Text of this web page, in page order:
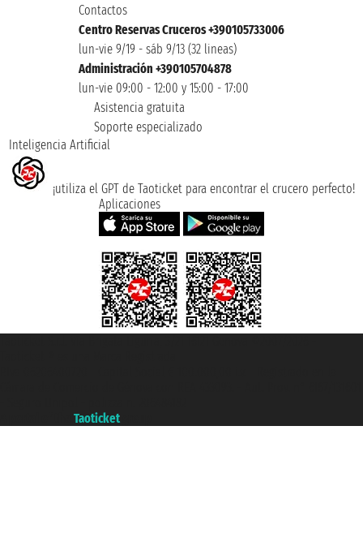
Contactos
Centro Reservas Cruceros +390105733006
lun-vie 9/19 - sáb 9/13 (32 lineas)
Administración +390105704878
lun-vie 09:00 - 12:00 y 15:00 - 17:00
Asistencia gratuita
Soporte especializado
Inteligencia Artificial
¡utiliza el GPT de Taoticket para encontrar el crucero perfecto!
Aplicaciones
Taoticket